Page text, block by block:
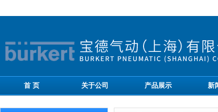
首 页 关于公司 产品展示 新